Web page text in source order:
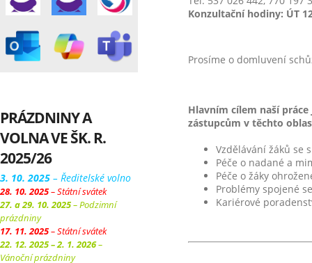
PRÁZDNINY A
VOLNA VE ŠK. R.
2025/26
3. 10. 2025 – Ředitelské volno
28. 10. 2025– Státní svátek
27. a 29. 10. 2025– Podzimní
prázdniny
17. 11. 2025– Státní svátek
22. 12. 2025 – 2. 1. 2026–
Vánoční prázdniny
Konzultační hodiny: ÚT
Prosíme o domluvení
Hlavním cílem naší
zástupcům v těchto
Vzdělávání žáků se
Péče o nadané a
Péče o žáky
Problémy spojené
Kariérové